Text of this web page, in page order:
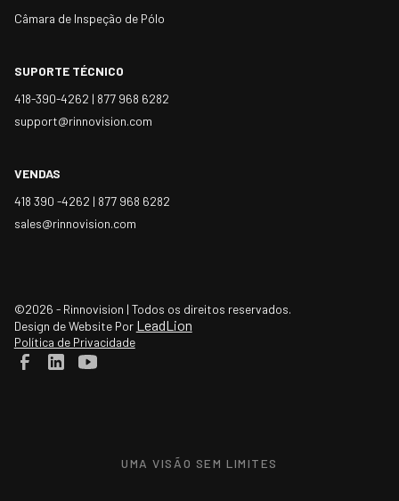
Câmara de Inspeção de Pólo
SUPORTE TÉCNICO
418-390-4262 | 877 968 6282
support@rinnovision.com
VENDAS
418 390 -4262 | 877 968 6282
sales@rinnovision.com
©2026 - Rinnovision | Todos os direitos reservados.
Design de Website Por LeadLion
Política de Privacidade
UMA VISÃO SEM LIMITES